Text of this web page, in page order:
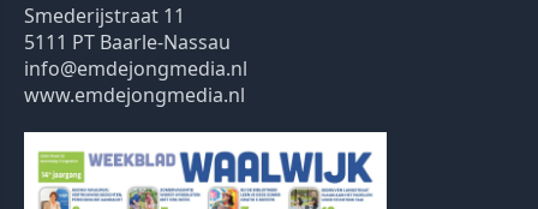
Smederijstraat 11
5111 PT Baarle-Nassau
info@emdejongmedia.nl
www.emdejongmedia.nl